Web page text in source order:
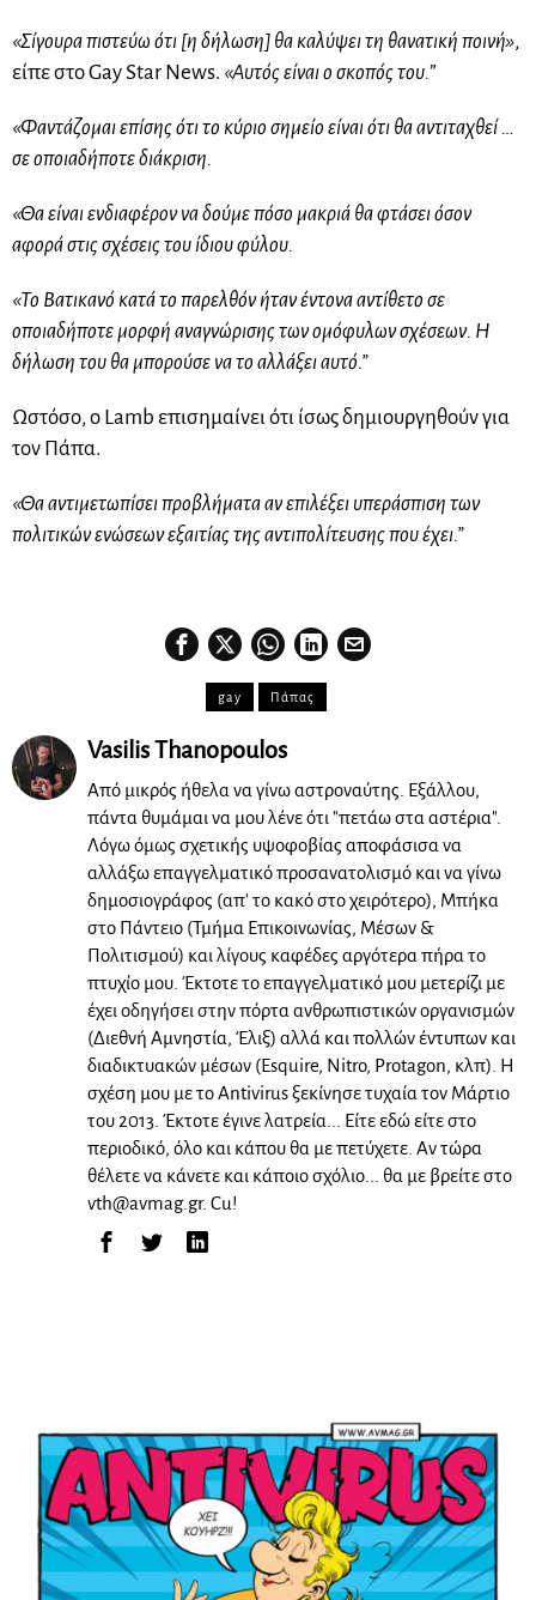
«Σίγουρα πιστεύω ότι [η δήλωση] θα καλύψει τη θανατική ποινή»,
είπε στο Gay Star News. «Αυτός είναι ο σκοπός του.”
«Φαντάζομαι επίσης ότι το κύριο σημείο είναι ότι θα αντιταχθεί …
σε οποιαδήποτε διάκριση.
«Θα είναι ενδιαφέρον να δούμε πόσο μακριά θα φτάσει όσον
αφορά στις σχέσεις του ίδιου φύλου.
«Το Βατικανό κατά το παρελθόν ήταν έντονα αντίθετο σε
οποιαδήποτε μορφή αναγνώρισης των ομόφυλων σχέσεων. Η
δήλωση του θα μπορούσε να το αλλάξει αυτό.”
Ωστόσο, ο Lamb επισημαίνει ότι ίσως δημιουργηθούν για
τον Πάπα.
«Θα αντιμετωπίσει προβλήματα αν επιλέξει υπεράσπιση των
πολιτικών ενώσεων εξαιτίας της αντιπολίτευσης που έχει.”
gay Πάπας
Vasilis Thanopoulos
Από μικρός ήθελα να γίνω αστροναύτης. Εξάλλου,
πάντα θυμάμαι να μου λένε ότι "πετάω στα αστέρια".
Λόγω όμως σχετικής υψοφοβίας αποφάσισα να
αλλάξω επαγγελματικό προσανατολισμό και να γίνω
δημοσιογράφος (απ' το κακό στο χειρότερο), Μπήκα
στο Πάντειο (Τμήμα Επικοινωνίας, Μέσων &
Πολιτισμού) και λίγους καφέδες αργότερα πήρα το
πτυχίο μου. Έκτοτε το επαγγελματικό μου μετερίζι με
έχει οδηγήσει στην πόρτα ανθρωπιστικών οργανισμών
(Διεθνή Αμνηστία, Έλιξ) αλλά και πολλών έντυπων και
διαδικτυακών μέσων (Esquire, Nitro, Protagon, κλπ). Η
σχέση μου με το Antivirus ξεκίνησε τυχαία τον Μάρτιο
του 2013. Έκτοτε έγινε λατρεία... Είτε εδώ είτε στο
περιοδικό, όλο και κάπου θα με πετύχετε. Αν τώρα
θέλετε να κάνετε και κάποιο σχόλιο... θα με βρείτε στο
vth@avmag.gr. Cu!